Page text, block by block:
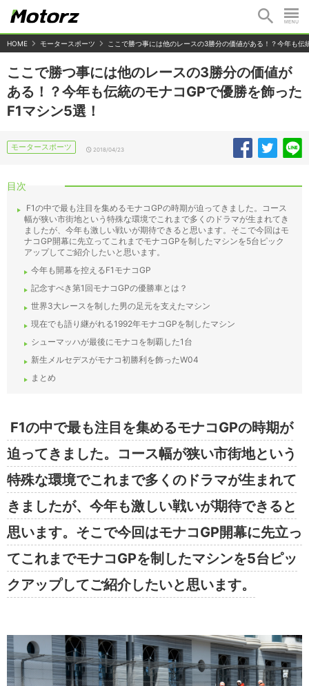
HOME モータースポーツ ここで勝つ事には他のレースの3勝分の価値がある！？今年も
ここで勝つ事には他のレースの3勝分の価値が
ある！？今年も伝統のモナコGPで優勝を飾った
F1マシン5選！
モータースポーツ 2018/04/23
目次
F1の中で最も注目を集めるモナコGPの時期が迫ってきました。コース
幅が狭い市街地という特殊な環境でこれまで多くのドラマが生まれてき
ましたが、今年も激しい戦いが期待できると思います。そこで今回はモ
ナコGP開幕に先立ってこれまでモナコGPを制したマシンを5台ピック
アップしてご紹介したいと思います。
今年も開幕を控えるF1モナコGP
記念すべき第1回モナコGPの優勝車とは？
世界3大レースを制した男の足元を支えたマシン
現在でも語り継がれる1992年モナコGPを制したマシン
シューマッハが最後にモナコを制覇した1台
新生メルセデスがモナコ初勝利を飾ったW04
まとめ
F1の中で最も注目を集めるモナコGPの時期が
迫ってきました。コース幅が狭い市街地という
特殊な環境でこれまで多くのドラマが生まれて
きましたが、今年も激しい戦いが期待できると
思います。そこで今回はモナコGP開幕に先立っ
てこれまでモナコGPを制したマシンを5台ピッ
クアップしてご紹介したいと思います。